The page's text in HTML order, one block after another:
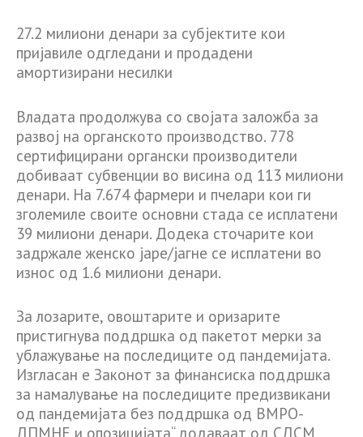
27.2 милиони денари за субјектите кои
пријавиле одгледани и продадени
амортизирани несилки
Владата продолжува со својата заложба за
развој на органското производство. 778
сертифицирани органски производители
добиваат субвенции во висина од 113 милиони
денари. На 7.674 фармери и пчелари кои ги
зголемиле своите основни стада се исплатени
39 милиони денари. Додека сточарите кои
задржале женско јаре/јагне се исплатени во
износ од 1.6 милиони денари.
За лозарите, овоштарите и оризарите
пристигнува поддршка од пакетот мерки за
ублажување на последиците од пандемијата.
Изгласан е Законот за финансиска поддршка
за намалување на последиците предизвикани
од пандемијата без поддршка од ВМРО-